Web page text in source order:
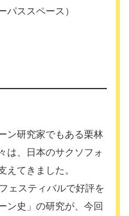
ススペース）
ン研究家でもある栗林
は、日本のサクソフォ
てきました。
ェスティバルで好評を
ン史」の研究が、今回